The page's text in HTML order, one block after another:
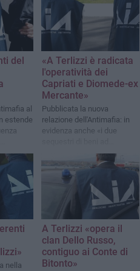
del
al
estende
«A Terlizzi è radicata
l'operatività dei
Capriati e Diomede-ex
Mercante»
Pubblicata la nuova
relazione dell'Antimafia: in
evidenza anche «i due
elementi di spicco del clan
Dello Russo»
nella
A Terlizzi «opera il
clan Dello Russo,
contiguo ai Conte di
Bitonto»